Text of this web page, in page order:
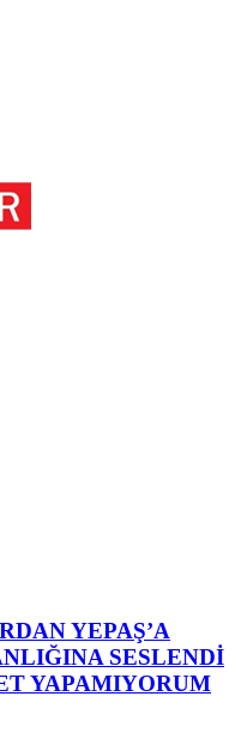
YEPAŞ’A
SESLENDİ
YAPAMIYORUM